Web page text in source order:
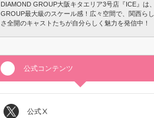
DIAMOND GROUP大阪キタエリア3号店『ICE』は、
GROUP最大級のスケール感！広々空間で、関西らし
さ全開のキャストたちが自分らしく魅力を発信中！
公式コンテンツ
公式Ⅹ